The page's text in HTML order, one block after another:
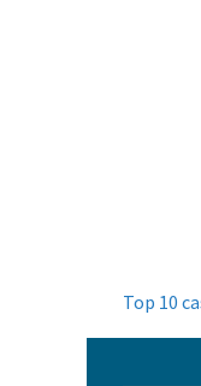
Top 10